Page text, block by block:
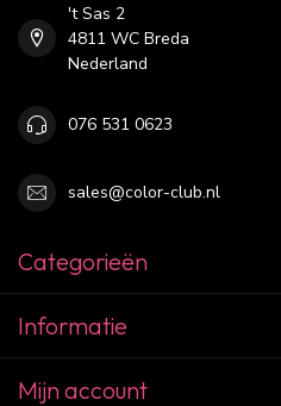
't Sas 2
4811 WC Breda
Nederland
076 531 0623
sales@color-club.nl
Categorieën
Informatie
Mijn account